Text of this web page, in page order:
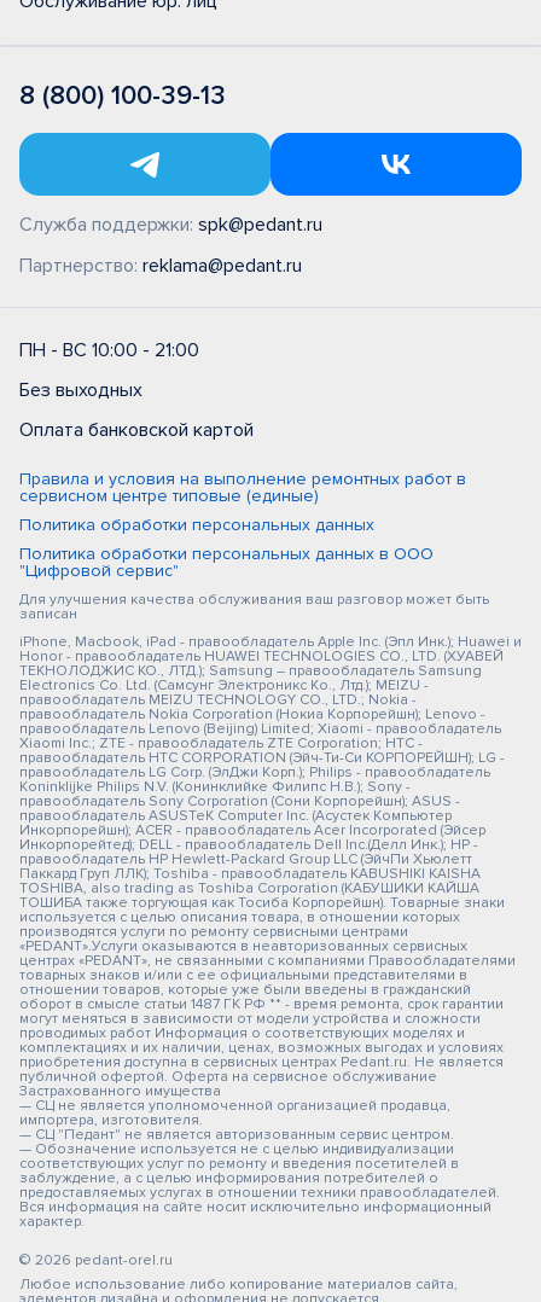
8 (800) 100-39-13
Служба поддержки: spk@pedant.ru
Партнерство: reklama@pedant.ru
ПН - ВС 10:00 - 21:00
Без выходных
Оплата банковской картой
Правила и условия на выполнение ремонтных работ в
сервисном центре типовые (единые)
Политика обработки персональных данных
Политика обработки персональных данных в ООО
"Цифровой сервис"
Для улучшения качества обслуживания ваш разговор может быть
записан
iPhone, Macbook, iPad - правообладатель Apple Inc. (Эпл Инк.); Huawei и
Honor - правообладатель HUAWEI TECHNOLOGIES CO., LTD. (ХУАВЕЙ
ТЕКНОЛОДЖИС КО., ЛТД.); Samsung – правообладатель Samsung
Electronics Co. Ltd. (Самсунг Электроникс Ко., Лтд.); MEIZU -
правообладатель MEIZU TECHNOLOGY CO., LTD.; Nokia -
правообладатель Nokia Corporation (Нокиа Корпорейшн); Lenovo -
правообладатель Lenovo (Beijing) Limited; Xiaomi - правообладатель
Xiaomi Inc.; ZTE - правообладатель ZTE Corporation; HTC -
правообладатель HTC CORPORATION (Эйч-Ти-Си КОРПОРЕЙШН); LG -
правообладатель LG Corp. (ЭлДжи Корп.); Philips - правообладатель
Koninklijke Philips N.V. (Конинклийке Филипс Н.В.); Sony -
правообладатель Sony Corporation (Сони Корпорейшн); ASUS -
правообладатель ASUSTeK Computer Inc. (Асустек Компьютер
Инкорпорейшн); ACER - правообладатель Acer Incorporated (Эйсер
Инкорпорейтед); DELL - правообладатель Dell Inc.(Делл Инк.); HP -
правообладатель HP Hewlett-Packard Group LLC (ЭйчПи Хьюлетт
Паккард Груп ЛЛК); Toshiba - правообладатель KABUSHIKI KAISHA
TOSHIBA, also trading as Toshiba Corporation (КАБУШИКИ КАЙША
ТОШИБА также торгующая как Тосиба Корпорейшн). Товарные знаки
используется с целью описания товара, в отношении которых
производятся услуги по ремонту сервисными центрами
«PEDANT».Услуги оказываются в неавторизованных сервисных
центрах «PEDANT», не связанными с компаниями Правообладателями
товарных знаков и/или с ее официальными представителями в
отношении товаров, которые уже были введены в гражданский
оборот в смысле статьи 1487 ГК РФ ** - время ремонта, срок гарантии
могут меняться в зависимости от модели устройства и сложности
проводимых работ Информация о соответствующих моделях и
комплектациях и их наличии, ценах, возможных выгодах и условиях
приобретения доступна в сервисных центрах Pedant.ru. Не является
публичной офертой. Оферта на сервисное обслуживание
Застрахованного имущества
— СЦ не является уполномоченной организацией продавца,
импортера, изготовителя.
— СЦ "Педант" не является авторизованным сервис центром.
— Обозначение используется не с целью индивидуализации
соответствующих услуг по ремонту и введения посетителей в
заблуждение, а с целью информирования потребителей о
предоставляемых услугах в отношении техники правообладателей.
Вся информация на сайте носит исключительно информационный
характер.
© 2026 pedant-orel.ru
Любое использование либо копирование материалов сайта,